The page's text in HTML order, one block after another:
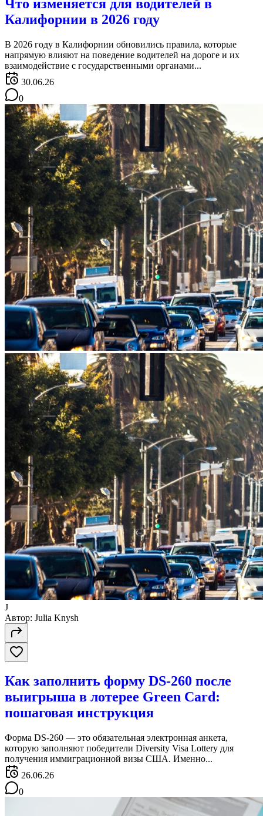
Что изменяется для водителей в
Калифорнии в 2026 году
В 2026 году в Калифорнии обновились правила, которые
напрямую влияют на поведение водителей на дороге и их
взаимодействие с государственными органами...
30.06.26
0
J
Автор: Julia Knysh
Как заполнить форму DS-260 после
выигрыша в лотерее Green Card:
пошаговая инструкция
Форма DS-260 — это обязательная электронная анкета,
которую заполняют победители Diversity Visa Lottery для
получения иммиграционной визы США. Именно...
26.06.26
0